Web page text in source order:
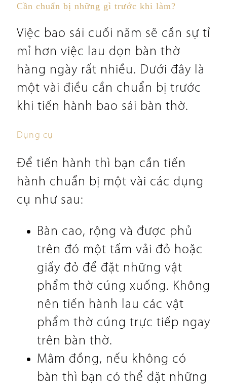
Cần chuẩn bị những gì trước khi làm?
Việc bao sái cuối năm sẽ cần sự tỉ
mỉ hơn việc lau dọn bàn thờ
hàng ngày rất nhiều. Dưới đây là
một vài điều cần chuẩn bị trước
khi tiến hành bao sái bàn thờ.
Dụng cụ
Để tiến hành thì bạn cần tiến
hành chuẩn bị một vài các dụng
cụ như sau:
Bàn cao, rộng và được phủ
trên đó một tấm vải đỏ hoặc
giấy đỏ để đặt những vật
phẩm thờ cúng xuống. Không
nên tiến hành lau các vật
phẩm thờ cúng trực tiếp ngay
trên bàn thờ.
Mâm đồng, nếu không có
bàn thì bạn có thể đặt những